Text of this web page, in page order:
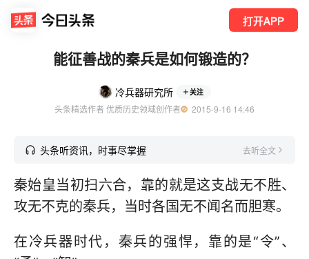
打开APP
能征善战的秦兵是如何锻造的？
冷兵器研究所 关注
头条精选作者 优质历史领域创作者
  2015-9-16 14:46
头条听资讯，时事尽掌握 去听全文
秦始皇当初扫六合，靠的就是这支战无不胜、
攻无不克的秦兵，当时各国无不闻名而胆寒。
在冷兵器时代，秦兵的强悍，靠的是“令”、